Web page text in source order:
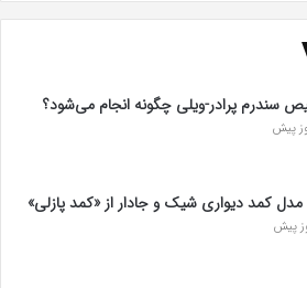
سندرم پرادر-ویلی چگونه انجام می‌شود؟
کمد دیواری شیک و جادار از «کمد پازلی»